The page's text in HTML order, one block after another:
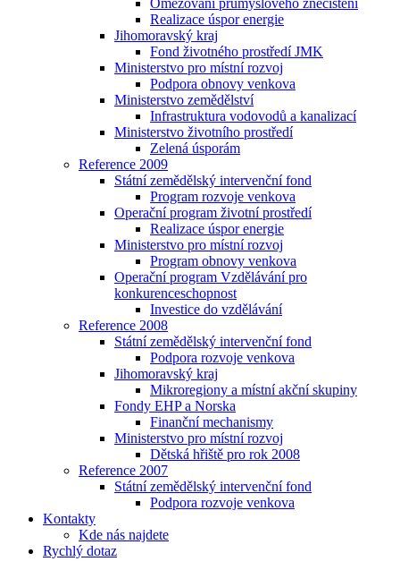
Omezování průmyslového znečištění
Realizace úspor energie
Jihomoravský kraj
Fond životného prostředí JMK
Ministerstvo pro místní rozvoj
Podpora obnovy venkova
Ministerstvo zemědělství
Infrastruktura vodovodů a kanalizací
Ministerstvo životního prostředí
Zelená úsporám
Reference 2009
Státní zemědělský intervenční fond
Program rozvoje venkova
Operační program životní prostředí
Realizace úspor energie
Ministerstvo pro místní rozvoj
Program obnovy venkova
Operační program Vzdělávání pro
konkurenceschopnost
Investice do vzdělávání
Reference 2008
Státní zemědělský intervenční fond
Podpora rozvoje venkova
Jihomoravský kraj
Mikroregiony a místní akční skupiny
Fondy EHP a Norska
Finanční mechanismy
Ministerstvo pro místní rozvoj
Dětská hřiště pro rok 2008
Reference 2007
Státní zemědělský intervenční fond
Podpora rozvoje venkova
Kontakty
Kde nás najdete
Rychlý dotaz